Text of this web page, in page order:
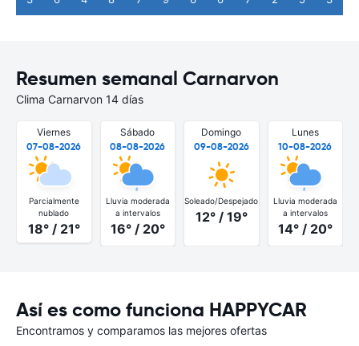
Resumen semanal Carnarvon
Clima Carnarvon 14 días
Viernes
07-08-2026
Parcialmente
nublado
18° / 21°
Sábado
08-08-2026
Lluvia moderada
a intervalos
16° / 20°
Domingo
09-08-2026
Soleado/Despejado
12° / 19°
Lunes
10-08-2026
Lluvia moderada
a intervalos
14° / 20°
Así es como funciona HAPPYCAR
Encontramos y comparamos las mejores ofertas